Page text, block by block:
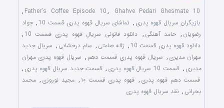
Father's Coffee Episode 10, Ghahve Pedari Ghesmate 10
,
بازیگران سریال قهوه پدری , تماشای سریال قهوه پدری قسمت 10 , جواد
رضویان , حامد آهنگی , دانلود قانونی سریال قهوه پدری قسمت 10
,
دانلود قهوه پدری قسمت 10
, ژاله صامتی , سام درخشانی , سریال جدید
مهران مدیری , سریال قهوه پدری قسمت دهم , سریال قهوه پدری مهران
مدیری , قسمت 10 سریال قهوه پدری , قسمت جدید سریال قهوه پدری ,
قسمت دهم قهوه پدری , قهوه پدری قسمت ۱۰ , مجید نوروزی , محمد
بحرانی , نقد سریال قهوه پدری